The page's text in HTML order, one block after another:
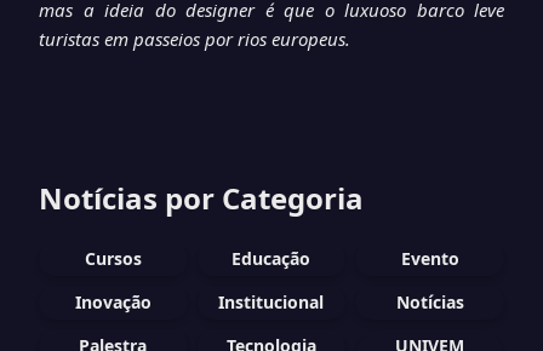
mas a ideia do designer é que o luxuoso barco leve
turistas em passeios por rios europeus.
Notícias por Categoria
Cursos Educação
Evento
Inovação
Institucional
Notícias
Palestra
Tecnologia
UNIVEM